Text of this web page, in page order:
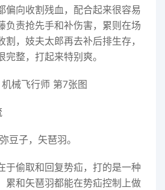
偏向收割残血，配合起来很容易
负责抢先手和补伤害，累则在场
割，妓夫太郎再去补后排生存，
整，打起来特别爽。
豆子，矢琶羽。
于偷取和回复势疝，打的是一种
累和矢琶羽都能在势疝控制上做